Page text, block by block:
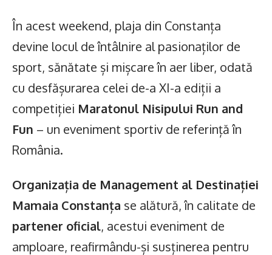
În acest weekend, plaja din Constanța
devine locul de întâlnire al pasionaților de
sport, sănătate și mișcare în aer liber, odată
cu desfășurarea celei de-a XI-a ediții a
competiției Maratonul Nisipului Run and
Fun – un eveniment sportiv de referință în
România.
Organizația de Management al Destinației
Mamaia Constanța se alătură, în calitate de
partener oficial, acestui eveniment de
amploare, reafirmându-și susținerea pentru